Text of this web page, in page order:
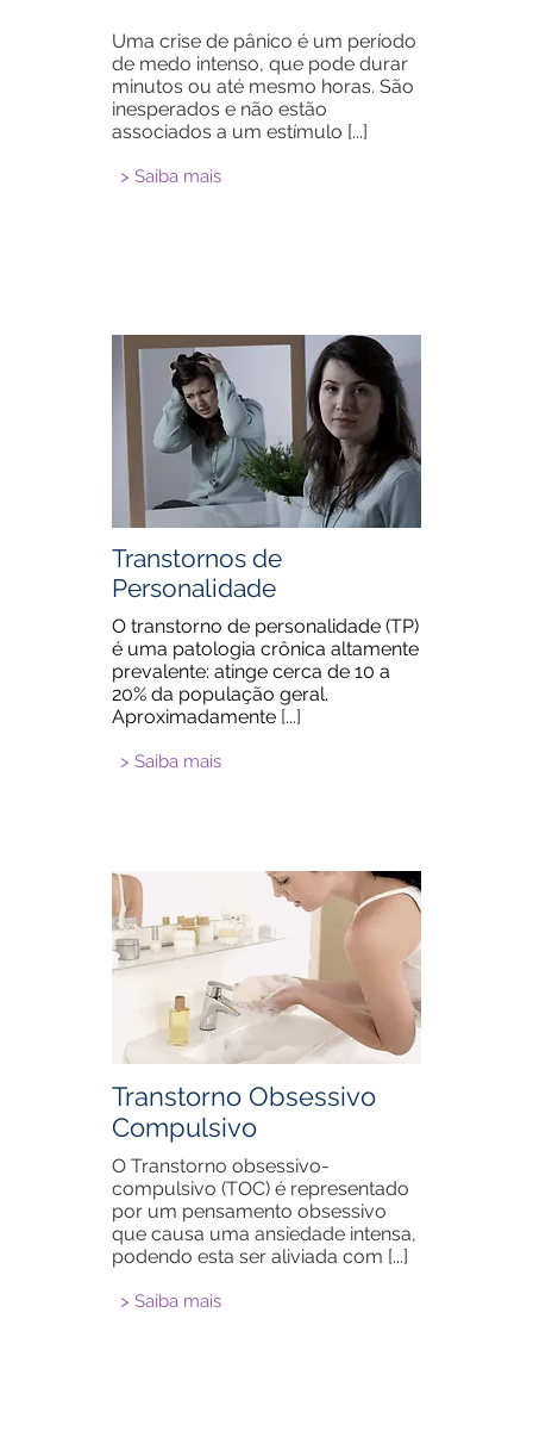
Uma crise de pânico é um período
de medo intenso, que pode durar
minutos ou até mesmo horas. São
inesperados e não estão
associados a um estímulo [...]
> Saiba mais
Transtornos de
Personalidade
O transtorno de personalidade (TP)
é uma patologia crônica altamente
prevalente: atinge cerca de 10 a
20% da população geral.
Aproximadamente [...]
> Saiba mais
Transtorno Obsessivo
Compulsivo
O Transtorno obsessivo-
compulsivo (TOC) é representado
por um pensamento obsessivo
que causa uma ansiedade intensa,
podendo esta ser aliviada com [...]
> Saiba mais